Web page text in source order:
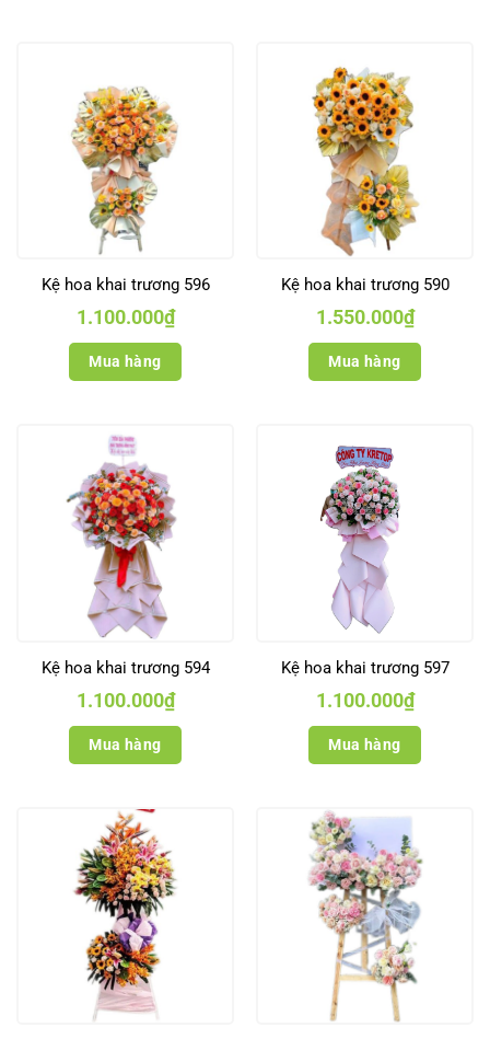
Kệ hoa khai trương 596
1.100.000₫
Mua hàng
Kệ hoa khai trương 590
1.550.000₫
Mua hàng
Kệ hoa khai trương 594
1.100.000₫
Mua hàng
Kệ hoa khai trương 597
1.100.000₫
Mua hàng